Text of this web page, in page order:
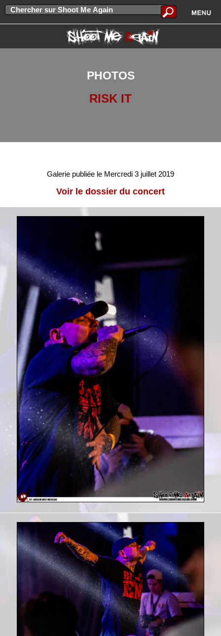
PHOTOS
RISK IT
Galerie publiée le Mercredi 3 juillet 2019
Voir le dossier du concert